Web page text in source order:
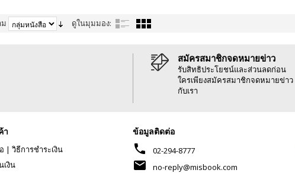
ม ดูในมุมมอง:
สมัครสมาชิกจดหมายข่าว
รับสิทธิประโยชน์และส่วนลดก่อน
ใครเพียงสมัครสมาชิกจดหมายข่าว
กับเรา
า
| วิธีการชำระเงิน
เงิน
ข้อมูลติดต่อ
phone 02-294-8777
mail
no-reply@misbook.com